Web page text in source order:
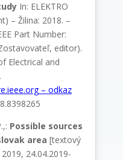
In: ELEKTRO
– Žilina: 2018. –
Part Number:
editor).
Electrical and
– odkaz
Possible sources
area [textový
24.04.2019-